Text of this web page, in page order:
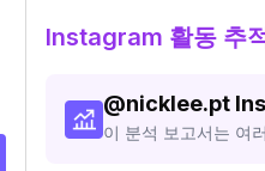
Instagram 활동 추
@nicklee.pt
이 분석 보고서는 여